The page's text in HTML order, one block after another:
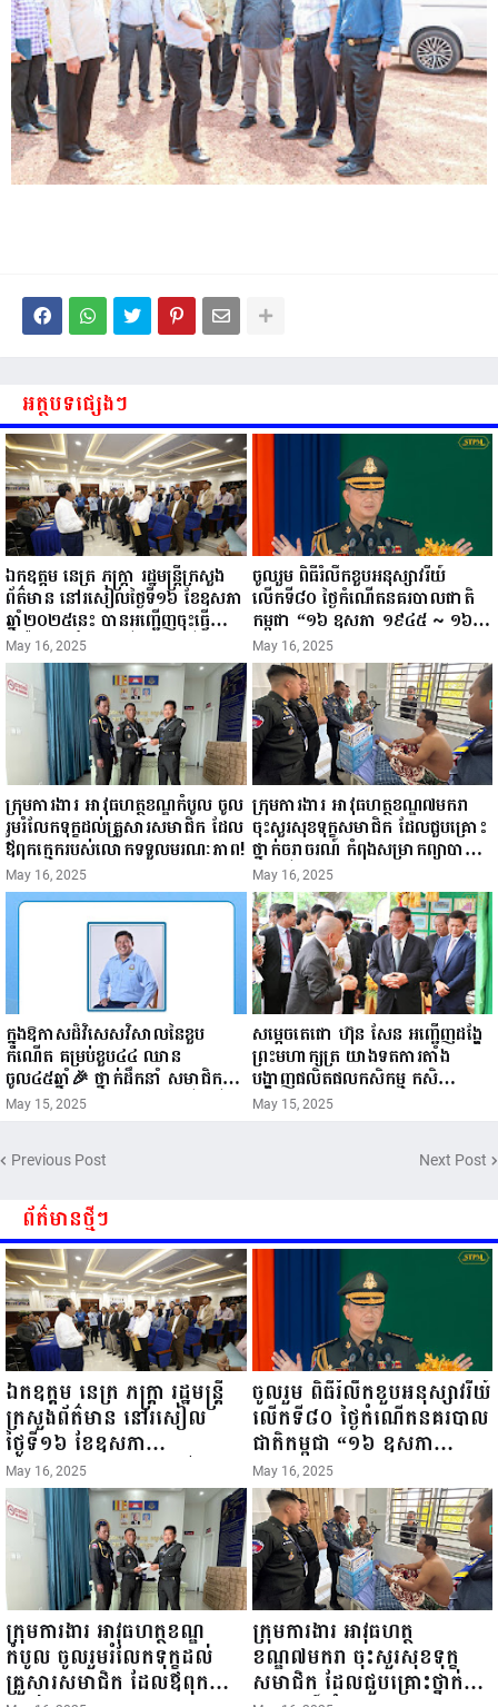
អត្ថបទផ្សេងៗ
ឯកឧត្តម នេត្រ ភក្ត្រា រដ្ឋមន្ត្រីក្រសួង
ព័ត៌មាន នៅរសៀលថ្ងៃទី១៦ ខែឧសភា
ឆ្នាំ២០២៥នេះ បានអញ្ជើញចុះធ្វើ
ជំរឿនថ្នាក់ដឹកនាំមន្ត្រីរាជការស៉ីវិល នៃ
ក្រសួងព័ត៌មាន...
May 16, 2025
ចូលរួម ពិធីរំលឹកខួបអនុស្សាវរីយ៍
លើកទី៨០ ថ្ងៃកំណើតនគរបាលជាតិ
កម្ពុជា “១៦ ឧសភា ១៩៤៥ ~ ១៦
ឧសភា ២០២៥”...
May 16, 2025
ក្រុមការងារ អាវុធហត្ថខណ្ឌកំបូល ចូល
រួមរំលែកទុក្ខដល់គ្រួសារសមាជិក ដែល
ឪពុកក្មេករបស់លោកទទួលមរណៈភាព!
May 16, 2025
ក្រុមការងារ អាវុធហត្ថខណ្ឌ៧មករា
ចុះសួរសុខទុក្ខសមាជិក ដែលជួបគ្រោះ
ថ្នាក់ចរាចរណ៍ កំពុងសម្រាកព្យាបាល
នៅមន្ទីរពេទ្យ!
May 16, 2025
ក្នុងឱកាសដ៏វិសេសវិសាលនៃខួប
កំណើត គម្រប់ខួប៤៤ ឈាន
ចូល៤៥ឆ្នាំ🎉 ថ្នាក់ដឹកនាំ សមាជិក
សមាជិកា នៃក្រុមគ្រួសារកម្មវិធីអាជីវ
ជូនពរ ជូនចំពោះ ឯកឧត្តម សាយ
សំអាល់ ប្រធានសហភាពសហព័ន្ធ
បាននូវ សុខភាពល្អបរិបូរណ៍
កម្លាំងមាំមួន បញ្ញាញាណវាងវៃ
អាយុយឺនយូរ ...
May 15, 2025
សម្តេចតេជោ ហ៊ុន សែន អញ្ជើញដង្ហែ
ព្រះមហាក្សត្រ យាងទតការតាំង
បង្ហាញផលិតផលកសិកម្ម កសិ
ឧស្សាហកម្ម និងសិប្បកម្ម ក្នុងព្រះរាជ
May 15, 2025
Previous Post Next Post
ព័ត៌មានថ្មីៗ
ឯកឧត្តម នេត្រ ភក្ត្រា រដ្ឋមន្ត្រី
ក្រសួងព័ត៌មាន នៅរសៀល
ថ្ងៃទី១៦ ខែឧសភា
ឆ្នាំ២០២៥នេះ បានអញ្ជើញចុះ
ធ្វើជំរឿនថ្នាក់ដឹកនាំមន្ត្រីរាជ
ការស៉ីវិល នៃក្រសួងព័ត៌មាន...
May 16, 2025
ចូលរួម ពិធីរំលឹកខួបអនុស្សាវរីយ៍
លើកទី៨០ ថ្ងៃកំណើតនគរបាល
ជាតិកម្ពុជា “១៦ ឧសភា
១៩៤៥ ~ ១៦ ឧសភា
២០២៥”...
May 16, 2025
ក្រុមការងារ អាវុធហត្ថខណ្ឌ
កំបូល ចូលរួមរំលែកទុក្ខដល់
គ្រួសារសមាជិក ដែលឪពុកក្មេក
ក្រុមការងារ អាវុធហត្ថ
ខណ្ឌ៧មករា ចុះសួរសុខទុក្ខ
សមាជិក ដែលជួបគ្រោះថ្នាក់